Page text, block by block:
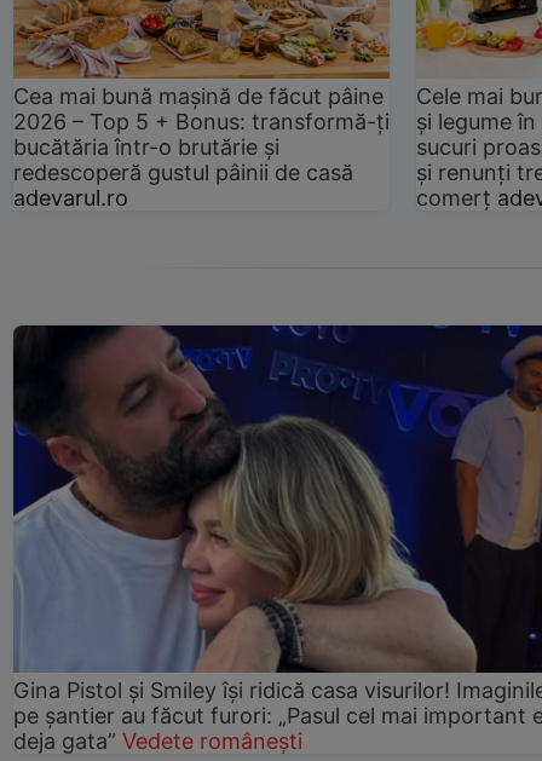
Cea mai bună mașină de făcut pâine
2026 – Top 5 + Bonus: transformă-ți
bucătăria într-o brutărie și
redescoperă gustul pâinii de casă
adevarul.ro
Cele mai
și legume
sucuri
și renunți
comerț
Gina Pistol și Smiley își ridică casa visurilor!
pe șantier au făcut furori: „Pasul cel mai important
deja gata” Vedete românești